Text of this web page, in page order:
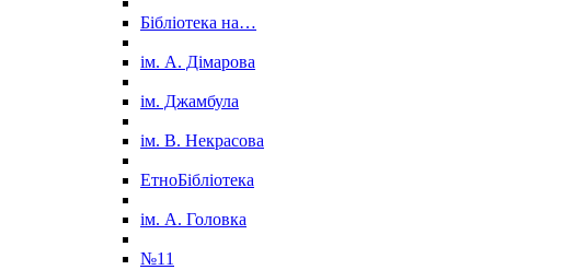
Бібліотека на…
ім. А. Дімарова
ім. Джамбула
ім. В. Некрасова
ЕтноБібліотека
ім. А. Головка
№11